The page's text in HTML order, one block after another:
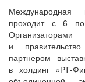
проходит с 6
и
партнером
в холдинг «РТ-